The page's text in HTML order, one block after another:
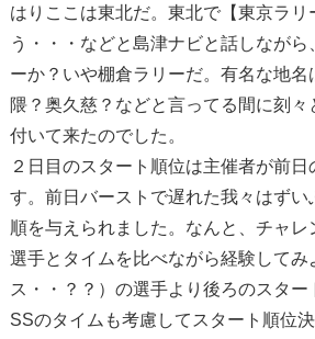
はりここは東北だ。東北で【東京ラリ
う・・・などと島津ナビと話しながら
ーか？いや棚倉ラリーだ。有名な地名
隈？奥久慈？などと言ってる間に刻
付いて来たのでした。
２日目のスタート順位は主催者が前日
す。前日バーストで遅れた我々はずい
順を与えられました。なんと、チャレ
選手とタイムを比べながら経験してみ
ス・・？？）の選手より後ろのスタ
SSのタイムも考慮してスタート順位